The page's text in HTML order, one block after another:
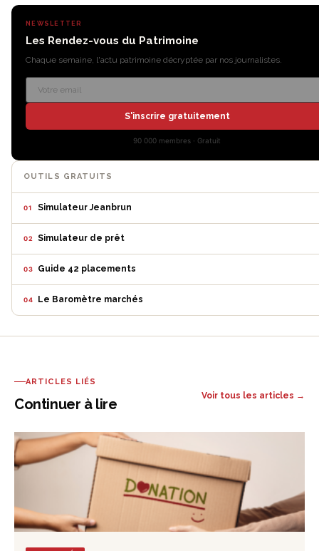
NEWSLETTER
Les Rendez-vous du Patrimoine
Chaque semaine, l'actu patrimoine décryptée par nos journalistes.
S'inscrire gratuitement
90 000 membres · Gratuit
OUTILS GRATUITS
01 Simulateur Jeanbrun
02 Simulateur de prêt
03 Guide 42 placements
04 Le Baromètre marchés
ARTICLES LIÉS
Continuer à lire Voir tous les articles →